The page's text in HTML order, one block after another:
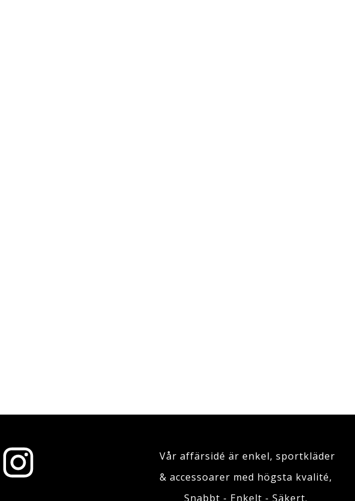
Vår affärsidé är enkel, sportkläder
& accessoarer med högsta kvalité,
Snabbt - Enkelt - Säkert.